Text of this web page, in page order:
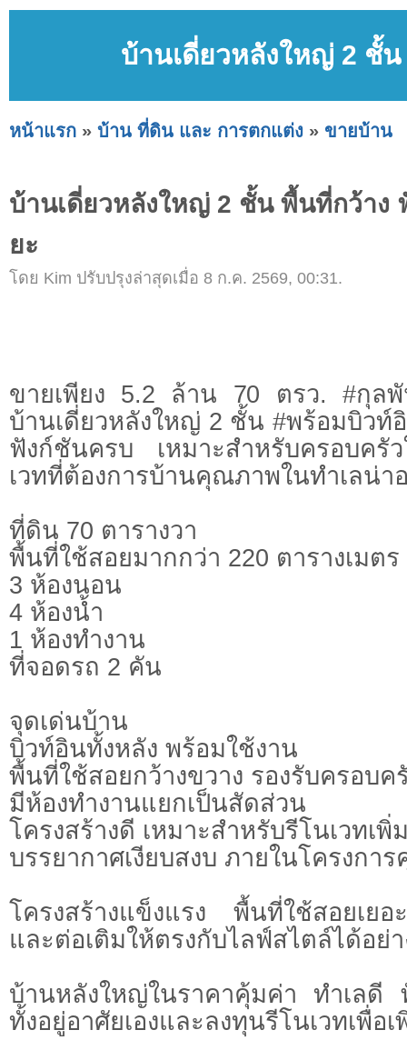
บ้านเดี่ยวหลังใหญ่ 2 ชั้
หน้าแรก » บ้าน ที่ดิน และ การตกแต่ง » ขายบ้าน
บ้านเดี่ยวหลังใหญ่ 2 ชั้น พื้นที่กว้าง
ยะ
โดย Kim ปรับปรุงล่าสุดเมื่อ 8 ก.ค. 2569, 00:31.
ขายเพียง 5.2 ล้าน 70 ตรว. #กุลพั
บ้านเดี่ยวหลังใหญ่ 2 ชั้น #พร้อมบิวท์
ฟังก์ชันครบ เหมาะสำหรับครอบครั
เวทที่ต้องการบ้านคุณภาพในทำเลน่า
ที่ดิน 70 ตารางวา
พื้นที่ใช้สอยมากกว่า 220 ตารางเมตร
3 ห้องนอน
4 ห้องน้ำ
1 ห้องทำงาน
ที่จอดรถ 2 คัน
จุดเด่นบ้าน
บิวท์อินทั้งหลัง พร้อมใช้งาน
พื้นที่ใช้สอยกว้างขวาง รองรับครอบ
มีห้องทำงานแยกเป็นสัดส่วน
โครงสร้างดี เหมาะสำหรับรีโนเวทเพิ่
บรรยากาศเงียบสงบ ภายในโครงกา
โครงสร้างแข็งแรง พื้นที่ใช้สอยเย
และต่อเติมให้ตรงกับไลฟ์สไตล์ได้อย่
บ้านหลังใหญ่ในราคาคุ้มค่า ทำเลดี
ทั้งอยู่อาศัยเองและลงทุนรีโนเวทเพื่อ